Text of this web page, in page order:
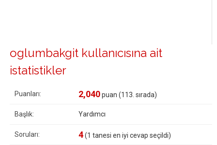
oglumbakgit kullanıcısına ait
istatistikler
Puanları: 2,040puan (113 . sırada)
Başlık: Yardımcı
Soruları: 4(1 tanesi en iyi cevap seçildi)